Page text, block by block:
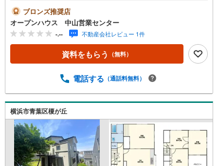
お気軽にご連絡ください！現地を見学される場合は「室
内・現地を見学する（無料）」ボタンよりご希望の日時を
ご記入いただけますとスムーズにご案内が可能です。◎現
地のご案内について・平日や夜遅い時間帯もご案内が可
能 ※定休日を除く・経験豊富なスタッフが物件詳細を丁寧
にご説明いたします。・車でご自宅や最寄り駅等、ご指定
います。◎個別FP相談会 無料物件のご紹介だけでなく住
たいという方も大歓迎です！年間8000棟以上の限定物件を
発表しているオープンハウスだから出会える物件が多数ご
ざいます。ぜひお気軽にご連絡・ご相談ください！※限定物
件:当社のみ、もしくは当社を含めた数社でのみご紹介可能
なオープンハウス・ディベロップメントの物件
ブロンズ推奨店
オープンハウス 中山営業センター
-.-- 不動産会社レビュー 1件
資料をもらう （無料）
電話する （通話料無料）
横浜市青葉区榎が丘